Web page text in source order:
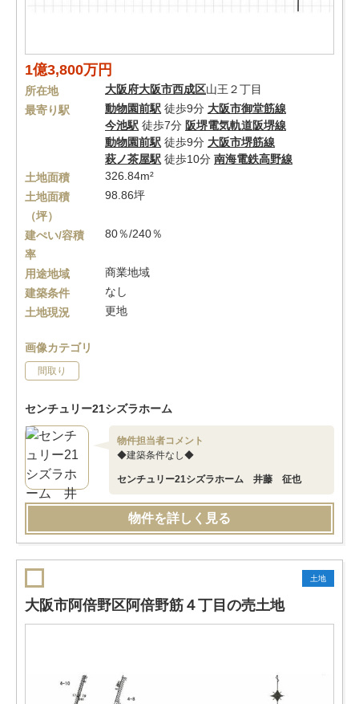
1億3,800万円
所在地 大阪府大阪市西成区山王２丁目
最寄り駅
動物園前駅 徒歩9分 大阪市御堂筋線
今池駅 徒歩7分 阪堺電気軌道阪堺線
動物園前駅 徒歩9分 大阪市堺筋線
萩ノ茶屋駅 徒歩10分 南海電鉄高野線
土地面積
326.84m²
土地面積
（坪）
98.86坪
建ぺい/容積
率
80％/240％
用途地域
商業地域
建築条件
なし
土地現況
更地
画像カテゴリ
間取り
センチュリー21シズラホーム
物件担当者コメント
◆建築条件なし◆
センチュリー21シズラホーム 井藤 征也
物件を詳しく見る
土地
大阪市阿倍野区阿倍野筋４丁目の売土地